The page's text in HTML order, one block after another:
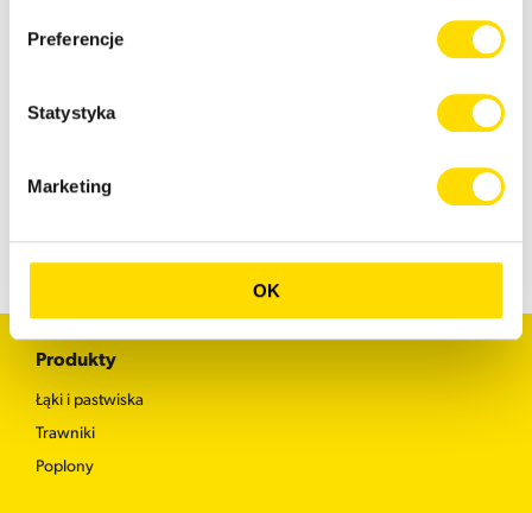
Preferencje
Statystyka
Marketing
OK
Produkty
Łąki i pastwiska
Trawniki
Poplony